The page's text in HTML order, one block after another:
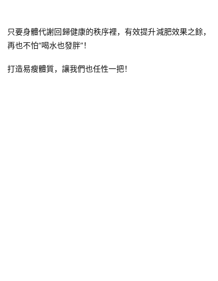
只要身體代謝回歸健康的秩序裡，有效提升減肥效果之餘，
再也不怕“喝水也發胖”！
打造易瘦體質，讓我們也任性一把！